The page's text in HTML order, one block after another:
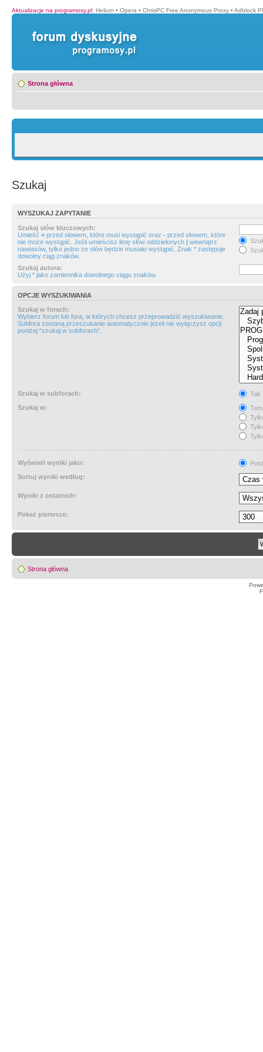
Aktualizacje na programosy.pl: Helium • Opera • ChrisPC Free Anonymous Proxy • Adblock
Strona główna
Szukaj
WYSZUKAJ ZAPYTANIE
Szukaj słów kluczowych:
Umieść + przed słowem, które musi wystąpić oraz - przed słowem, które
nie może wystąpić. Jeśli umieścisz listę słów oddzielonych | wewnątrz
nawiasów, tylko jedno ze słów będzie musiało wystąpić. Znak * zastępuje
dowolny ciąg znaków.
Szukaj autora:
Użyj * jako zamiennika dowolnego ciągu znaków.
OPCJE WYSZUKIWANIA
Szukaj w forach:
Wybierz forum lub fora, w których chcesz przeprowadzić wyszukiwanie.
Subfora zostaną przeszukanie automatycznie jeżeli nie wyłączysz opcji
poniżej “szukaj w subforach“.
Szukaj w subforach:
Tak
Szukaj w:
Wyświetl wyniki jako:
Sortuj wyniki według:
Wyniki z ostatnich:
Pokaż pierwsze:
Strona główna